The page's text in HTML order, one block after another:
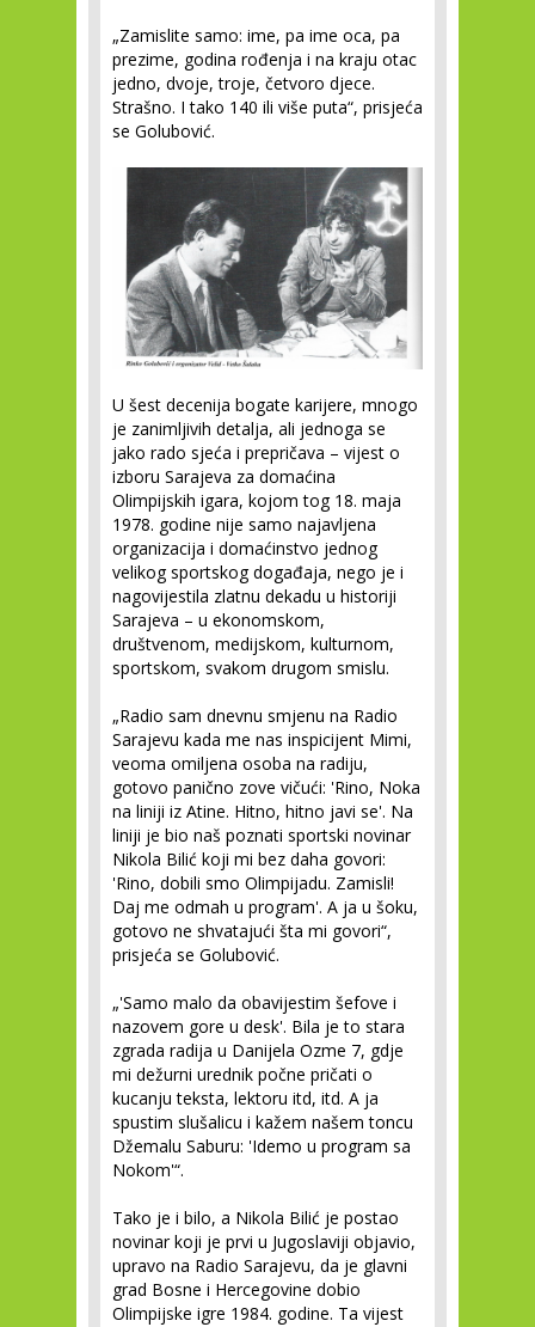
„Zamislite samo: ime, pa ime oca, pa
prezime, godina rođenja i na kraju otac
jedno, dvoje, troje, četvoro djece.
Strašno. I tako 140 ili više puta“, prisjeća
se Golubović.
U šest decenija bogate karijere, mnogo
je zanimljivih detalja, ali jednoga se
jako rado sjeća i prepričava – vijest o
izboru Sarajeva za domaćina
Olimpijskih igara, kojom tog 18. maja
1978. godine nije samo najavljena
organizacija i domaćinstvo jednog
velikog sportskog događaja, nego je i
nagovijestila zlatnu dekadu u historiji
Sarajeva – u ekonomskom,
društvenom, medijskom, kulturnom,
sportskom, svakom drugom smislu.
„Radio sam dnevnu smjenu na Radio
Sarajevu kada me nas inspicijent Mimi,
veoma omiljena osoba na radiju,
gotovo panično zove vičući: 'Rino, Noka
na liniji iz Atine. Hitno, hitno javi se'. Na
liniji je bio naš poznati sportski novinar
Nikola Bilić koji mi bez daha govori:
'Rino, dobili smo Olimpijadu. Zamisli!
Daj me odmah u program'. A ja u šoku,
gotovo ne shvatajući šta mi govori“,
prisjeća se Golubović.
„'Samo malo da obavijestim šefove i
nazovem gore u desk'. Bila je to stara
zgrada radija u Danijela Ozme 7, gdje
mi dežurni urednik počne pričati o
kucanju teksta, lektoru itd, itd. A ja
spustim slušalicu i kažem našem toncu
Džemalu Saburu: 'Idemo u program sa
Nokom'“.
Tako je i bilo, a Nikola Bilić je postao
novinar koji je prvi u Jugoslaviji objavio,
upravo na Radio Sarajevu, da je glavni
grad Bosne i Hercegovine dobio
Olimpijske igre 1984. godine. Ta vijest